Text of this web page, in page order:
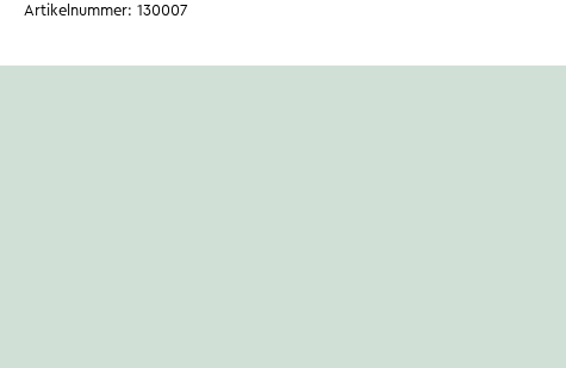
Artikelnummer: 130007